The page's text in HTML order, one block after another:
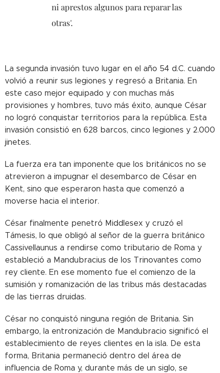
ni aprestos algunos para reparar las
otras'.
La segunda invasión tuvo lugar en el año 54 d.C. cuando
volvió a reunir sus legiones y regresó a Britania. En
este caso mejor equipado y con muchas más
provisiones y hombres, tuvo más éxito, aunque César
no logró conquistar territorios para la república. Esta
invasión consistió en 628 barcos, cinco legiones y 2.000
jinetes.
La fuerza era tan imponente que los británicos no se
atrevieron a impugnar el desembarco de César en
Kent, sino que esperaron hasta que comenzó a
moverse hacia el interior.
César finalmente penetró Middlesex y cruzó el
Támesis, lo que obligó al señor de la guerra británico
Cassivellaunus a rendirse como tributario de Roma y
estableció a Mandubracius de los Trinovantes como
rey cliente. En ese momento fue el comienzo de la
sumisión y romanización de las tribus más destacadas
de las tierras druidas.
César no conquistó ninguna región de Britania. Sin
embargo, la entronización de Mandubracio significó el
establecimiento de reyes clientes en la isla. De esta
forma, Britania permaneció dentro del área de
influencia de Roma y, durante más de un siglo, se